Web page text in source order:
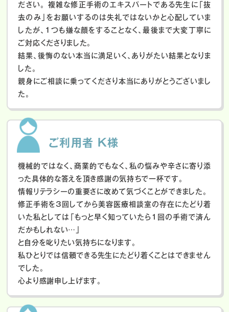
ださい。
複雑な修正手術のエキスパートである先生に「抜
去のみ」をお願いするのは失礼ではないかと心配していま
したが、１つも嫌な顔をすることなく、最後まで大変丁寧に
ご対応くださりました。
結果、後悔のない本当に満足いく、ありがたい結果となりま
した。
親身にご相談に乗ってくださり本当にありがとうございまし
た。
ご利用者 K様
機械的ではなく、商業的でもなく、私の悩みや辛さに寄り添
った具体的な答えを頂き感謝の気持ちで一杯です。
情報リテラシーの重要さに改めて気づくことができました。
修正手術を3回してから美容医療相談室の存在にたどり着
いた私としては「もっと早く知っていたら1回の手術で済ん
だかもしれない…」
と自分を叱りたい気持ちになります。
私ひとりでは信頼できる先生にたどり着くことはできません
でした。
心より感謝申し上げます。